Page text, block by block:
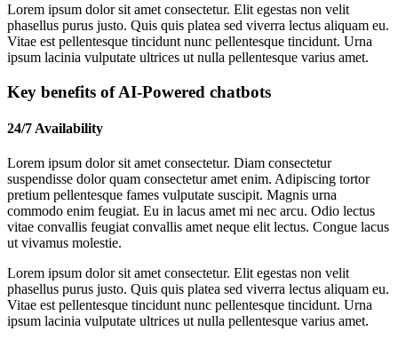
Lorem ipsum dolor sit amet consectetur. Elit egestas non velit
phasellus purus justo. Quis quis platea sed viverra lectus aliquam eu.
Vitae est pellentesque tincidunt nunc pellentesque tincidunt. Urna
ipsum lacinia vulputate ultrices ut nulla pellentesque varius amet.
Key benefits of AI-Powered chatbots
24/7 Availability
Lorem ipsum dolor sit amet consectetur. Diam consectetur
suspendisse dolor quam consectetur amet enim. Adipiscing tortor
pretium pellentesque fames vulputate suscipit. Magnis urna
commodo enim feugiat. Eu in lacus amet mi nec arcu. Odio lectus
vitae convallis feugiat convallis amet neque elit lectus. Congue lacus
ut vivamus molestie.
Lorem ipsum dolor sit amet consectetur. Elit egestas non velit
phasellus purus justo. Quis quis platea sed viverra lectus aliquam eu.
Vitae est pellentesque tincidunt nunc pellentesque tincidunt. Urna
ipsum lacinia vulputate ultrices ut nulla pellentesque varius amet.